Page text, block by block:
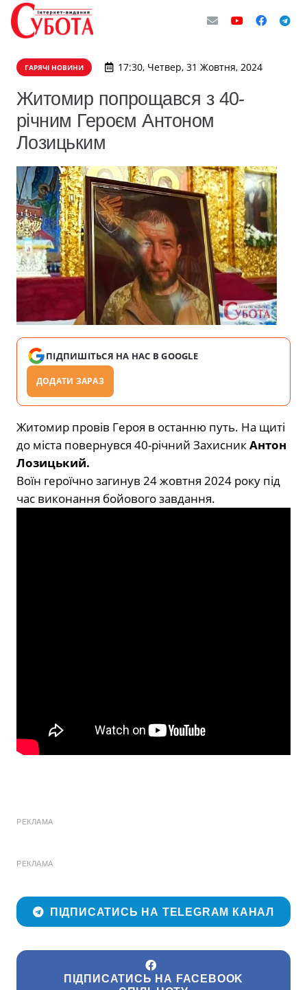
ГАРЯЧІ НОВИНИ 17:30, Четвер, 31 Жовтня, 2024
Житомир попрощався з 40-
річним Героєм Антоном
Лозицьким
ПІДПИШІТЬСЯ НА НАС В GOOGLE
ДОДАТИ ЗАРАЗ
Житомир провів Героя в останню путь. На щиті
до міста повернувся 40-річний ЗахисникАнтон
Лозицький.
Воїн героїчно загинув 24 жовтня 2024 року під
час виконання бойового завдання.
РЕКЛАМА
РЕКЛАМА
ПІДПИСАТИСЬ НА TELEGRAM КАНАЛ
ПІДПИСАТИСЬ НА FACEBOOK